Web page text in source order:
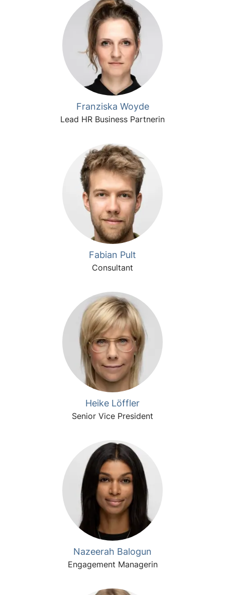
Franziska Woyde
Lead HR Business Partnerin
Fabian Pult
Consultant
Heike Löffler
Senior Vice President
Nazeerah Balogun
Engagement Managerin